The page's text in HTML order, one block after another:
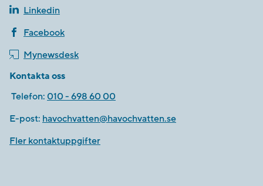
Linkedin
Facebook
Mynewsdesk
Kontakta oss
Telefon: 010 - 698 60 00
E-post: havochvatten@havochvatten.se
Fler kontaktuppgifter